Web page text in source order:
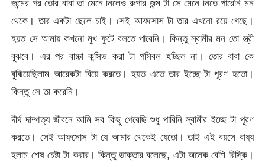
জন্মের পর তোর বাবা তা মেনে নিলেও রুপার জন্ম টা সে মেনে নিতে পারেনি মন
থেকে। তার একটা ছেলে চাই। সেই আফসোস টা তার এখনো রয়ে গেছে।
হয়ত সে আমায় কখনো মুখ ফুটে বলতে পারেনি। কিন্তু স্বামীর মন তো স্ত্রী
বুঝবে। এর পর বাচ্চা কন্সিভ করা টা পসিবল হচ্ছিল না। তোর বাবা কে
বুঝিয়েছিলাম আরেকটা বিয়ে করতে। হয়ত এতে তার ইচ্ছে টা পূরণ হতো।
কিন্তু সে তা করেনি।
দীর্ঘ দাম্পত্য জীবনে আমি সব কিছু পেরেছি শুধু পারিনি স্বামীর ইচ্ছে টা পূরণ
করতে। সেই আফসোস টা যে আমার থেকেই যেতো। তাই এই বয়সে বাধ্য
হলাম শেষ চেষ্টা টা করার। কিন্তু ডাক্তার বলেছে, এটা অনেক বেশি রিস্কি।